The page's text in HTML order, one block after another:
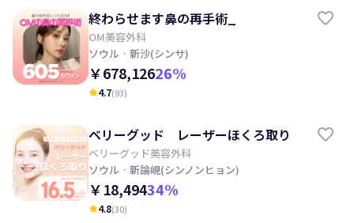
終わらせます鼻の再手術_
OM美容外科
ソウル · 新沙(シンサ)
￥678,12626%
kid_star4.7(93)
ベリーグッド レーザーほくろ取り
ベリーグッド美容外科
ソウル · 新論峴(シンノンヒョン)
￥18,49434%
kid_star4.8(30)